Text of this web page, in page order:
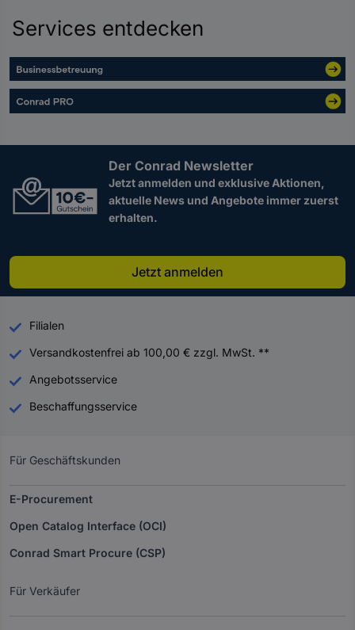
Services entdecken
Der Conrad Newsletter
Jetzt anmelden und exklusive Aktionen,
aktuelle News und Angebote immer zuerst
erhalten.
Jetzt anmelden
Filialen
Versandkostenfrei ab 100,00 € zzgl. MwSt. **
Angebotsservice
Beschaffungsservice
Für Geschäftskunden
E-Procurement
Open Catalog Interface (OCI)
Conrad Smart Procure (CSP)
Für Verkäufer